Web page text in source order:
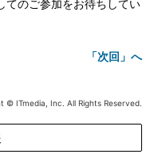
てのご参加をお待ちしてい
「次回」へ
© ITmedia, Inc. All Rights Reserved.